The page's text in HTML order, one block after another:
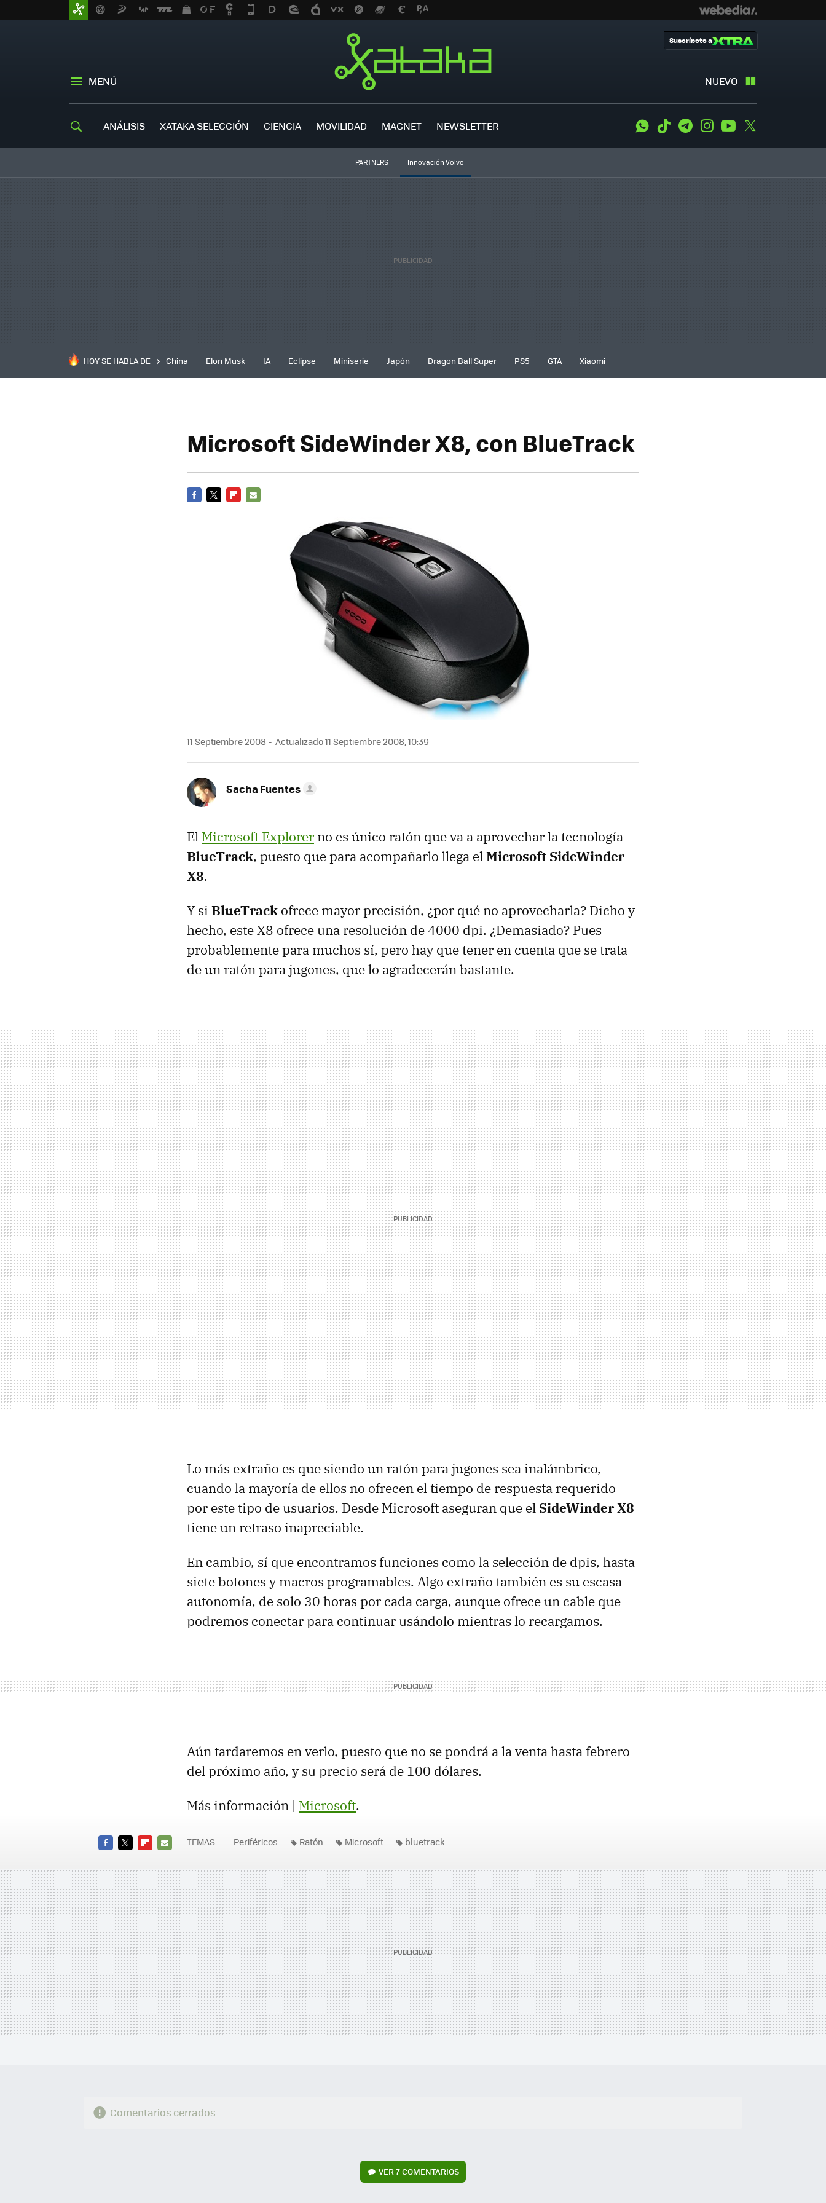
MENÚ NUEVO
Suscríbete a
ANÁLISIS XATAKA SELECCIÓN CIENCIA MOVILIDAD MAGNET NEWSLETTER WhatsApp
Tiktok TelegramInstagramYoutube
PARTNERS Innovación Volvo
HOY SE HABLA DE China Elon Musk IA Eclipse Miniserie Japón Dragon Ball Super PS5 GTA Xiaomi
Microsoft SideWinder X8, con BlueTrack
11 Septiembre 2008 Actualizado 11 Septiembre 2008, 10:39
Sacha Fuentes
El Microsoft Explorer no es único ratón que va a aprovechar la tecnología
BlueTrack, puesto que para acompañarlo llega elMicrosoft SideWinder
X8.
Y si BlueTrack ofrece mayor precisión, ¿por qué no aprovecharla? Dicho y
hecho, este X8 ofrece una resolución de 4000 dpi. ¿Demasiado? Pues
probablemente para muchos sí, pero hay que tener en cuenta que se trata
de un ratón para jugones, que lo agradecerán bastante.
Lo más extraño es que siendo un ratón para jugones sea inalámbrico,
cuando la mayoría de ellos no ofrecen el tiempo de respuesta requerido
por este tipo de usuarios. Desde Microsoft aseguran que el SideWinder X8
tiene un retraso inapreciable.
En cambio, sí que encontramos funciones como la selección de dpis, hasta
siete botones y macros programables. Algo extraño también es su escasa
autonomía, de solo 30 horas por cada carga, aunque ofrece un cable que
podremos conectar para continuar usándolo mientras lo recargamos.
Aún tardaremos en verlo, puesto que no se pondrá a la venta hasta febrero
del próximo año, y su precio será de 100 dólares.
Más información | Microsoft.
MAIL
TEMAS Periféricos Ratón Microsoft bluetrack
Comentarios cerrados
VER7 COMENTARIOS